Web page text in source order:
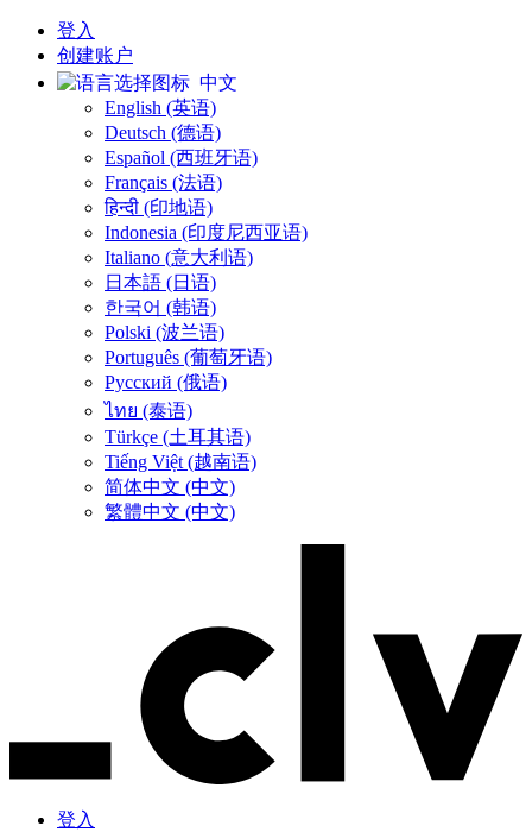
登入
创建账户
中文
English (英语)
Deutsch (德语)
Español (西班牙语)
Français (法语)
हिन्दी (印地语)
Indonesia (印度尼西亚语)
Italiano (意大利语)
日本語 (日语)
한국어 (韩语)
Polski (波兰语)
Português (葡萄牙语)
Русский (俄语)
ไทย (泰语)
Türkçe (土耳其语)
Tiếng Việt (越南语)
简体中文 (中文)
繁體中文 (中文)
登入